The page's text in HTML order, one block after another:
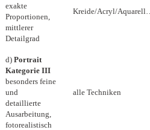
exakte
Proportionen,
mittlerer
Detailgrad
Kreide/Acryl/Aquarell…
d) Portrait
Kategorie III
besonders feine
und
detaillierte
Ausarbeitung,
fotorealistisch
alle Techniken